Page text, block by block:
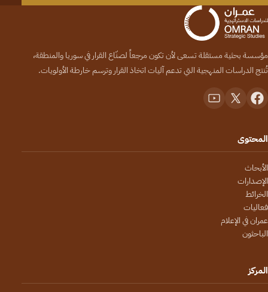
مؤسسة بحثية مستقلة تسعى لأن تكون مرجعاً لصنّاع القرار في سوريا والمنطقة،
تُنتج الدراسات المنهجية التي تدعم آليات اتخاذ القرار وترسم خارطة الأولويات.
المحتوى
الأبحاث
الإصدارات
الخرائط
فعاليات
عمران في الإعلام
الباحثون
المركز